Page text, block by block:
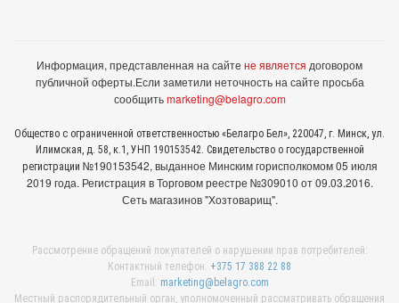
Информация, представленная на сайте не является договором
публичной оферты.Если заметили неточность на сайте просьба
сообщитьmarketing@belagro.com
Общество с ограниченной ответственностью «Белагро Бел», 220047, г. Минск, ул.
Илимская, д. 58, к.1, УНП 190153542. Свидетельство о государственной
регистрации №190153542, выданное Минcким горисполкомом 05 июля
2019 года. Регистрация в Торговом реестре №309010 от 09.03.2016.
Сеть магазинов "Хозтоварищ".
Рассмотрение обращений покупателей о нарушении прав потребителей:
Контактный телефон: +375 17 388 22 88
Email: marketing@belagro.com
Местный распорядительный орган, уполномоченный рассматривать обращения